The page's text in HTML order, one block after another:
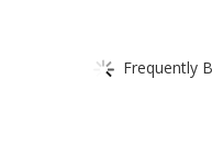
Frequently